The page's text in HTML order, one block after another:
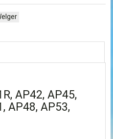
AP42, AP45,
AP48, AP53,